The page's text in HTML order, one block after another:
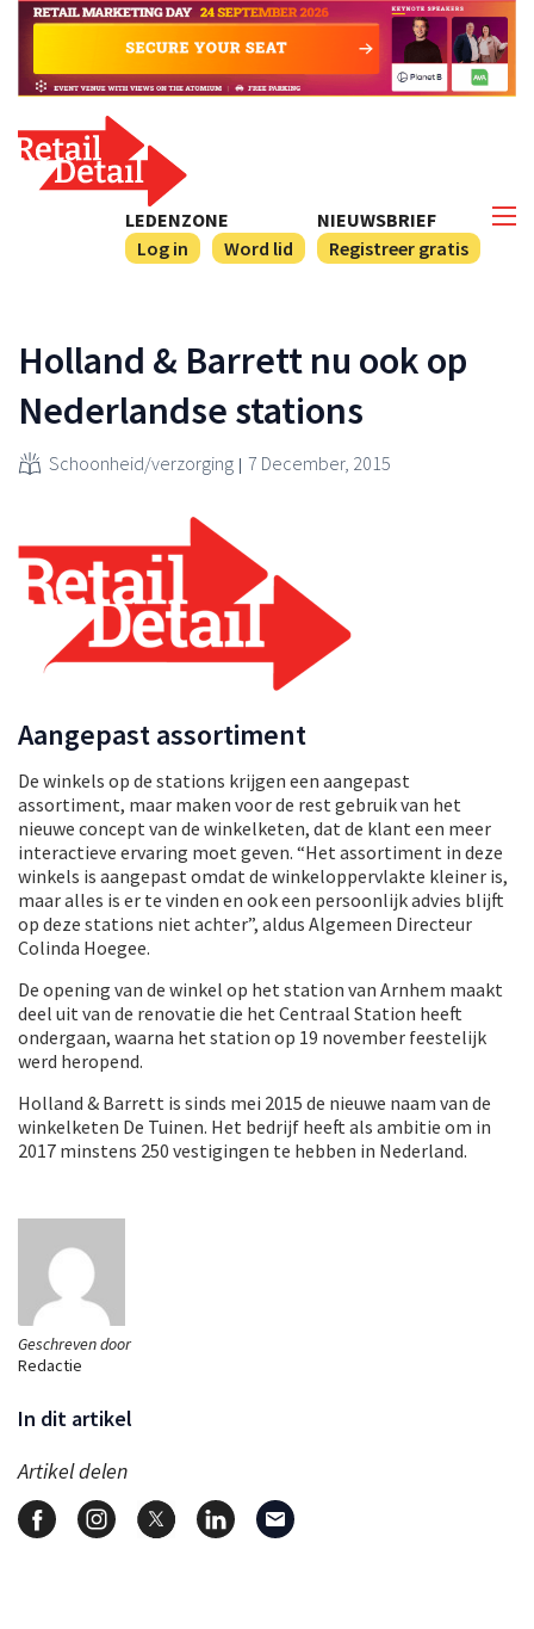
NIEUWSBRIEF
Registreer gratis
LEDENZONE
Log in
Word lid
Geschreven door
Redactie
In dit artikel
Artikel delen
Holland & Barrett nu ook op
Nederlandse stations
Schoonheid/verzorging 7 December, 2015
Aangepast assortiment
De winkels op de stations krijgen een aangepast
assortiment, maar maken voor de rest gebruik van het
nieuwe concept van de winkelketen, dat de klant een meer
interactieve ervaring moet geven. “Het assortiment in deze
winkels is aangepast omdat de winkeloppervlakte kleiner is,
maar alles is er te vinden en ook een persoonlijk advies blijft
op deze stations niet achter”, aldus Algemeen Directeur
Colinda Hoegee.
De opening van de winkel op het station van Arnhem maakt
deel uit van de renovatie die het Centraal Station heeft
ondergaan, waarna het station op 19 november feestelijk
werd heropend.
Holland & Barrett is sinds mei 2015 de nieuwe naam van de
winkelketen De Tuinen. Het bedrijf heeft als ambitie om in
2017 minstens 250 vestigingen te hebben in Nederland.